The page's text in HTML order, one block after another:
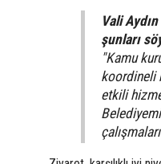
Vali
şunları
"Kamu
koordineli
etkili